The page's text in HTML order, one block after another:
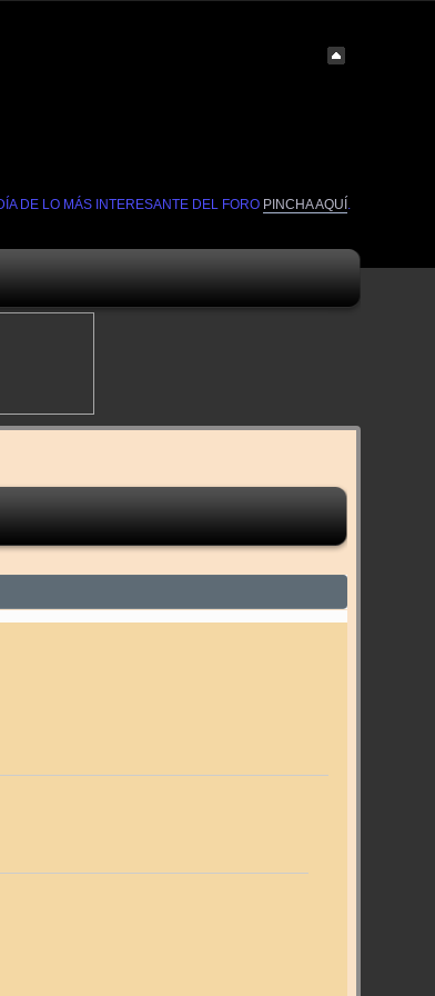
DE LO MÁS INTERESANTE DEL FORO PINCHA AQUÍ